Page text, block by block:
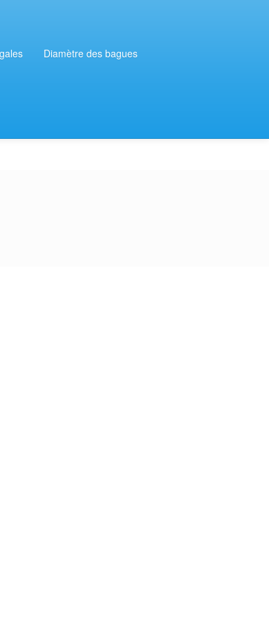
Diamètre des bagues